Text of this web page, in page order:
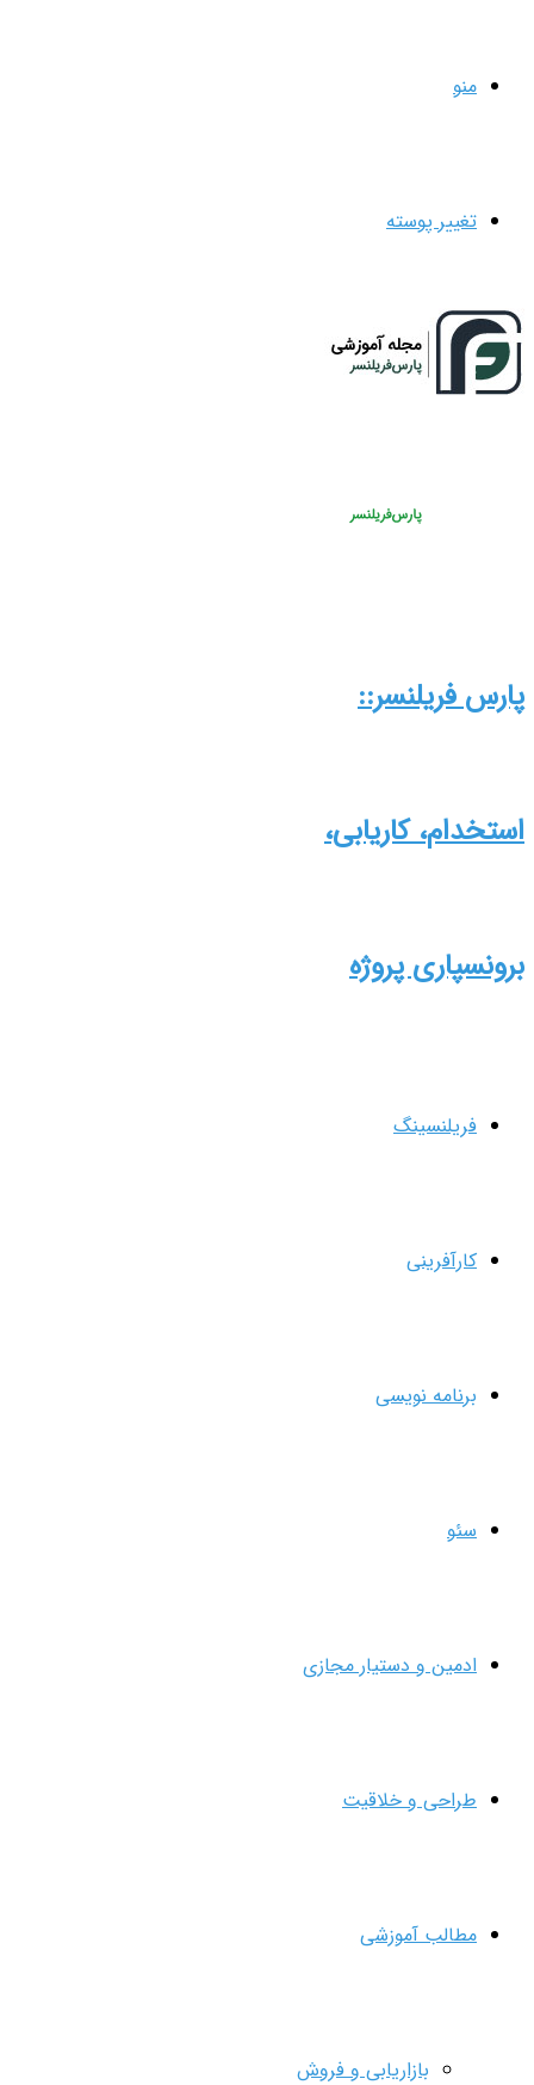
منو
تغییر پوسته
پارس فریلنسر::
استخدام، کاریابی،
برونسپاری پروژه
فریلنسینگ
کارآفرینی
برنامه نویسی
سئو
ادمین و دستیار مجازی
طراحی و خلاقیت
مطالب آموزشی
بازاریابی و فروش